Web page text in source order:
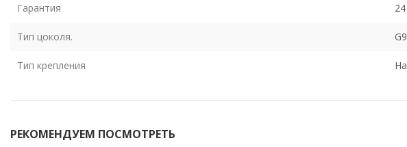
Гарантия
Тип цоколя. G9
Тип крепления
РЕКОМЕНДУЕМ ПОСМОТРЕТЬ